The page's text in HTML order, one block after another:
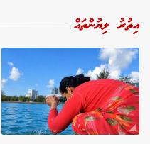
އިތުރު ލިޔުންތައް